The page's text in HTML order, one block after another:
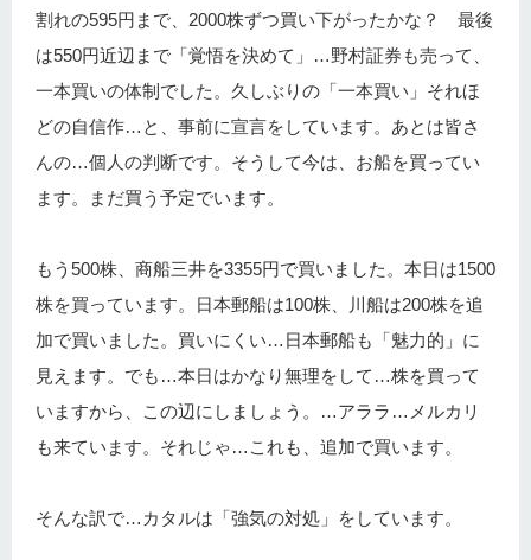
割れの595円まで、2000株ずつ買い下がったかな？ 最後
は550円近辺まで「覚悟を決めて」…野村証券も売って、
一本買いの体制でした。久しぶりの「一本買い」それほ
どの自信作…と、事前に宣言をしています。あとは皆さ
んの…個人の判断です。そうして今は、お船を買ってい
ます。まだ買う予定でいます。
もう500株、商船三井を3355円で買いました。本日は1500
株を買っています。日本郵船は100株、川船は200株を追
加で買いました。買いにくい…日本郵船も「魅力的」に
見えます。でも…本日はかなり無理をして…株を買って
いますから、この辺にしましょう。…アララ…メルカリ
も来ています。それじゃ…これも、追加で買います。
そんな訳で…カタルは「強気の対処」をしています。